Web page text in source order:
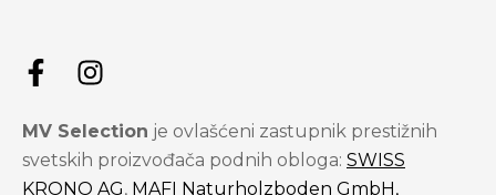
MV Selection je ovlašćeni zastupnik prestižnih
svetskih proizvođača podnih obloga: SWISS
KRONO AG, MAFI Naturholzboden GmbH,